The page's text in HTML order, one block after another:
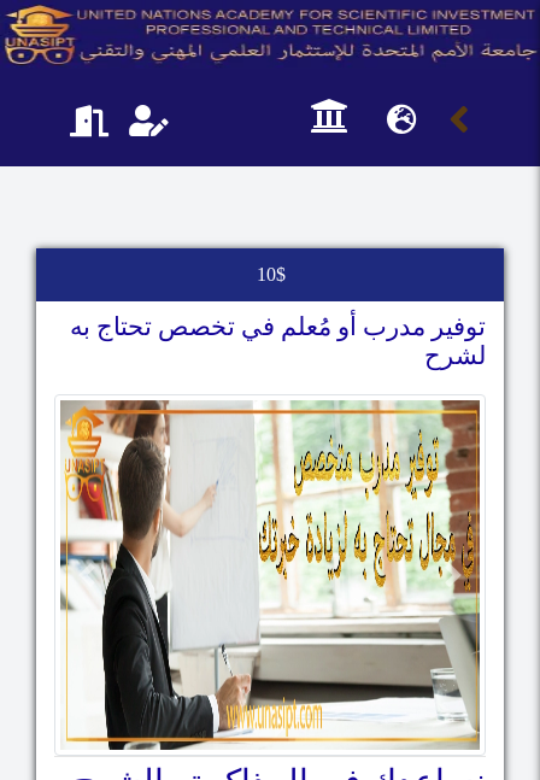
10$
توفير مدرب أو مُعلم في تخصص تحتاج به
لشرح
Previous
Next